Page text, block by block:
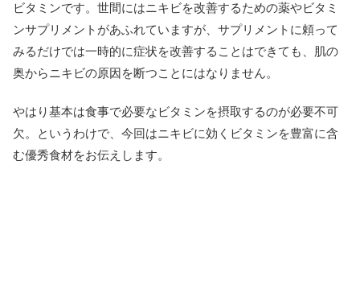
ビタミンです。世間にはニキビを改善するための薬やビタミ
ンサプリメントがあふれていますが、サプリメントに頼って
みるだけでは一時的に症状を改善することはできても、肌の
奥からニキビの原因を断つことにはなりません。
やはり基本は食事で必要なビタミンを摂取するのが必要不可
欠。というわけで、今回はニキビに効くビタミンを豊富に含
む優秀食材をお伝えします。